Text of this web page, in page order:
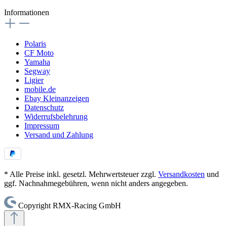
Informationen
Polaris
CF Moto
Yamaha
Segway
Ligier
mobile.de
Ebay Kleinanzeigen
Datenschutz
Widerrufsbelehrung
Impressum
Versand und Zahlung
* Alle Preise inkl. gesetzl. Mehrwertsteuer zzgl. Versandkosten und
ggf. Nachnahmegebühren, wenn nicht anders angegeben.
Copyright RMX-Racing GmbH